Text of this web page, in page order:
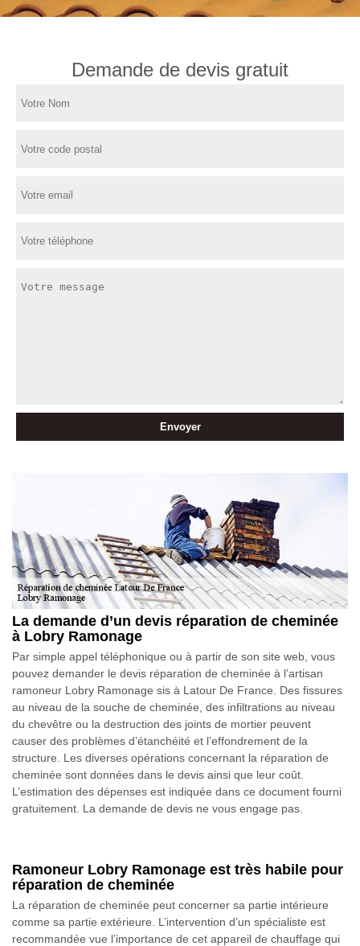
Demande de devis gratuit
La demande d’un devis réparation de cheminée
à Lobry Ramonage
Par simple appel téléphonique ou à partir de son site web, vous
pouvez demander le devis réparation de cheminée à l’artisan
ramoneur Lobry Ramonage sis à Latour De France. Des fissures
au niveau de la souche de cheminée, des infiltrations au niveau
du chevêtre ou la destruction des joints de mortier peuvent
causer des problèmes d’étanchéité et l’effondrement de la
structure. Les diverses opérations concernant la réparation de
cheminée sont données dans le devis ainsi que leur coût.
L’estimation des dépenses est indiquée dans ce document fourni
gratuitement. La demande de devis ne vous engage pas.
Ramoneur Lobry Ramonage est très habile pour
réparation de cheminée
La réparation de cheminée peut concerner sa partie intérieure
comme sa partie extérieure. L’intervention d’un spécialiste est
recommandée vue l’importance de cet appareil de chauffage qui